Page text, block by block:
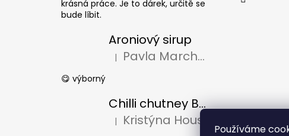
Používáme
krásná práce. Je to dárek, určitě se
bude líbit.
Aroniový sirup
Hodnocení produktu je 5 z 5 hvězdiček.
| Pavla Marchalová
😋 výborný
Chilli chutney Borůvka
Hodnocení produktu je 5 z 5 hvězdiček.
|